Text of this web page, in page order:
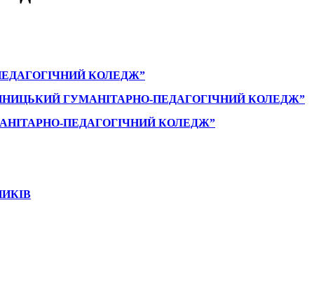
КОЛЕДЖ”
ГУМАНІТАРНО-ПЕДАГОГІЧНИЙ КОЛЕДЖ”
ПЕДАГОГІЧНИЙ КОЛЕДЖ”